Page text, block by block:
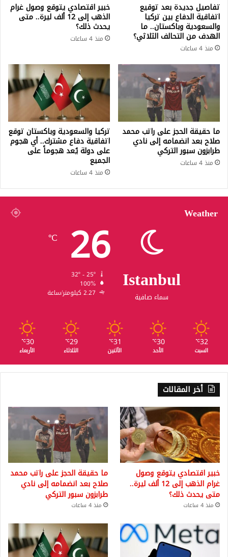
تفاصيل جديدة بعد توقيع
اتفاقية الدفاع بين تركيا
والسعودية وباكستان.. ما
الهدف من التحالف الثلاثي؟
منذ 4 ساعات
خبير اقتصادي يتوقع وصول غرام
الذهب إلى 12 ألف ليرة.. متى
يحدث ذلك؟
منذ 4 ساعات
ما حقيقة الحجز على راتب محمد
صلاح بعد انضمامه إلى نادي
طرابزون سبور التركي
منذ 4 ساعات
تركيا والسعودية وباكستان توقع
اتفاقية دفاع مشترك.. أي هجوم
على دولة يُعد هجوماً على
الجميع
منذ 4 ساعات
Weather
Istanbul
سماء صافية
26
℃
100%
2.27 كيلومتر/ساعة
32
℃
السبت
30
℃
الأحد
31
℃
الأثنين
29
℃
الثلاثاء
30
℃
الأربعاء
أخر المقالات
خبير اقتصادي يتوقع وصول
غرام الذهب إلى 12 ألف ليرة..
متى يحدث ذلك؟
منذ 4 ساعات
ما حقيقة الحجز على راتب محمد
صلاح بعد انضمامه إلى نادي
طرابزون سبور التركي
منذ 4 ساعات